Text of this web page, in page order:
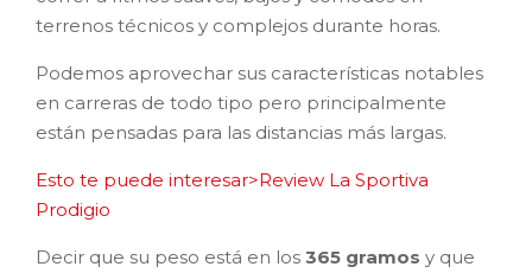
terrenos técnicos y complejos durante horas.
Podemos aprovechar sus características notables
en carreras de todo tipo pero principalmente
están pensadas para las distancias más largas.
Esto te puede interesar>Review La Sportiva
Prodigio
Decir que su peso está en los 365 gramos y que